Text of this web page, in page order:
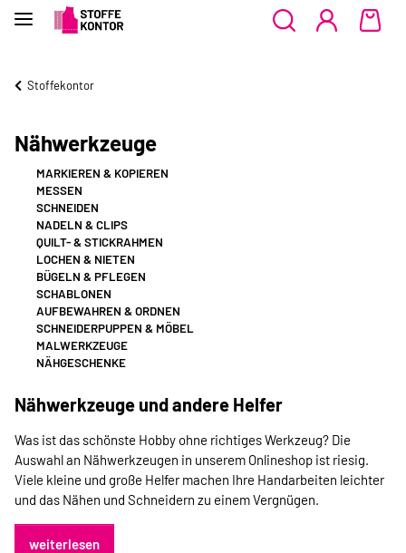
Stoffekontor
Nähwerkzeuge
MARKIEREN & KOPIEREN
MESSEN
SCHNEIDEN
NADELN & CLIPS
QUILT- & STICKRAHMEN
LOCHEN & NIETEN
BÜGELN & PFLEGEN
SCHABLONEN
AUFBEWAHREN & ORDNEN
SCHNEIDERPUPPEN & MÖBEL
MALWERKZEUGE
NÄHGESCHENKE
Nähwerkzeuge und andere Helfer
Was ist das schönste Hobby ohne richtiges Werkzeug? Die
Auswahl an Nähwerkzeugen in unserem Onlineshop ist riesig.
Viele kleine und große Helfer machen Ihre Handarbeiten leichter
und das Nähen und Schneidern zu einem Vergnügen.
weiterlesen